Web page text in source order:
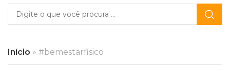
Início » #bemestarfisico